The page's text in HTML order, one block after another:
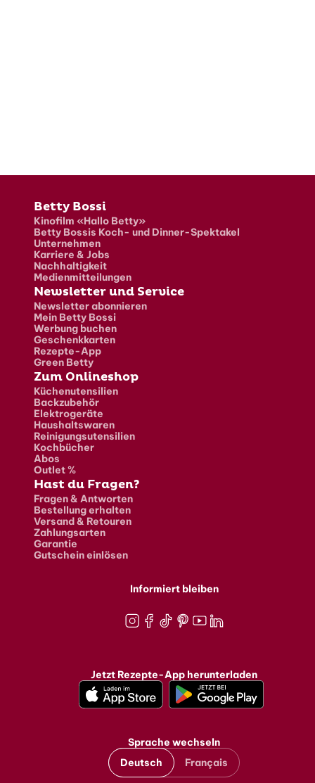
Fusszeile
Betty Bossi
Kinofilm «Hallo Betty»
Betty Bossis Koch- und Dinner-Spektakel
Unternehmen
Karriere & Jobs
Nachhaltigkeit
Medienmitteilungen
Newsletter und Service
Newsletter abonnieren
Mein Betty Bossi
Werbung buchen
Geschenkkarten
Rezepte-App
Green Betty
Zum Onlineshop
Küchenutensilien
Backzubehör
Elektrogeräte
Haushaltswaren
Reinigungsutensilien
Kochbücher
Abos
Outlet %
Hast du Fragen?
Fragen & Antworten
Bestellung erhalten
Versand & Retouren
Zahlungsarten
Garantie
Gutschein einlösen
Informiert bleiben
Jetzt Rezepte-App herunterladen
Sprache wechseln
Deutsch
Français